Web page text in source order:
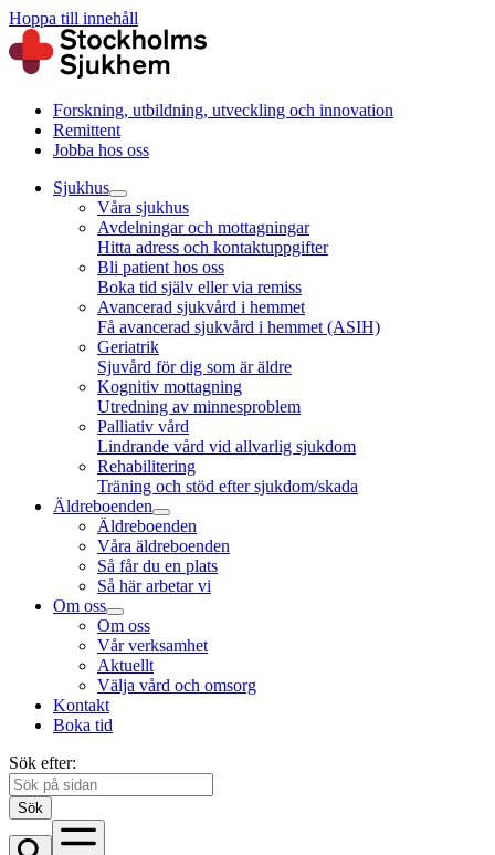
Hoppa till innehåll
Forskning, utbildning, utveckling och innovation
Remittent
Jobba hos oss
Sjukhus
Våra sjukhus
Avdelningar och mottagningar
Hitta adress och kontaktuppgifter
Bli patient hos oss
Boka tid själv eller via remiss
Avancerad sjukvård i hemmet
Få avancerad sjukvård i hemmet (ASIH)
Geriatrik
Sjuvård för dig som är äldre
Kognitiv mottagning
Utredning av minnesproblem
Palliativ vård
Lindrande vård vid allvarlig sjukdom
Rehabilitering
Träning och stöd efter sjukdom/skada
Äldreboenden
Äldreboenden
Våra äldreboenden
Så får du en plats
Så här arbetar vi
Om oss
Om oss
Vår verksamhet
Aktuellt
Välja vård och omsorg
Kontakt
Boka tid
Sök efter:
Sök